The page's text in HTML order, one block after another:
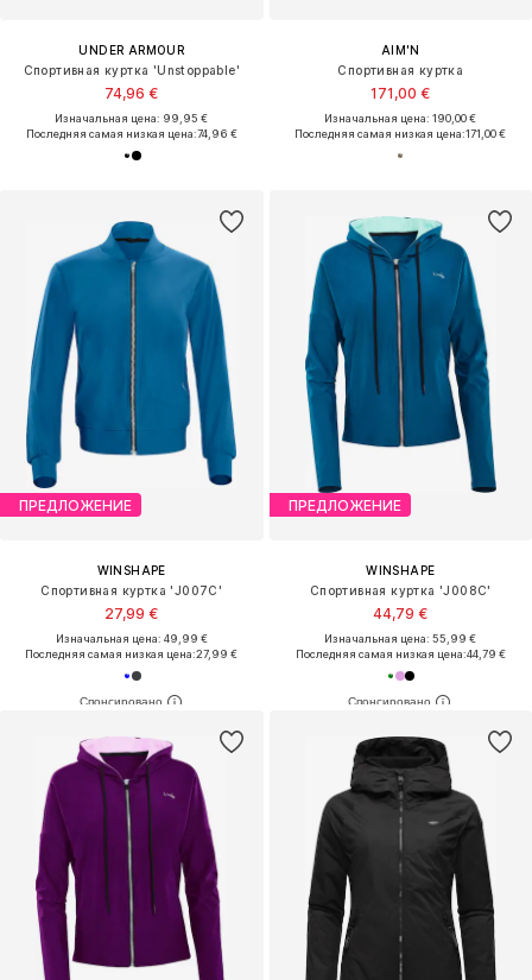
UNDER ARMOUR
Спортивная куртка 'Unstoppable'
74,96 €
Изначальная цена: 99,95 €
Последняя самая низкая цена:74,96 €
AIM'N
Спортивная куртка
171,00 €
Изначальная цена: 190,00 €
Последняя самая низкая цена:171,00 €
ПРЕДЛОЖЕНИЕ
WINSHAPE
Спортивная куртка 'J007C'
27,99 €
Изначальная цена: 49,99 €
Последняя самая низкая цена:27,99 €
ПРЕДЛОЖЕНИЕ
WINSHAPE
Спортивная куртка 'J008C'
44,79 €
Изначальная цена: 55,99 €
Последняя самая низкая цена:44,79 €